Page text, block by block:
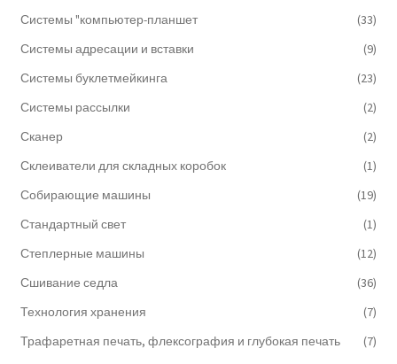
Системы "компьютер-планшет
(33)
Системы адресации и вставки
(9)
Системы буклетмейкинга
(23)
Системы рассылки
(2)
Сканер
(2)
Склеиватели для складных коробок
(1)
Собирающие машины
(19)
Стандартный свет
(1)
Степлерные машины
(12)
Сшивание седла
(36)
Технология хранения
(7)
Трафаретная печать, флексография и глубокая печать
(7)